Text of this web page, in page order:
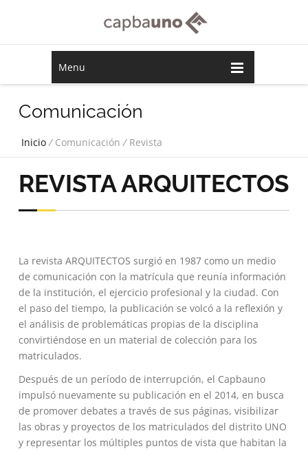
Menu
Comunicación
Inicio /Comunicación/Revista
REVISTA ARQUITECTOS
La revista ARQUITECTOS surgió en 1987 como un medio
de comunicación con la matrícula que reunía información
de la institución, el ejercicio profesional y la ciudad. Con
el paso del tiempo, la publicación se volcó a la reflexión y
el análisis de problemáticas propias de la disciplina
convirtiéndose en un material de colección para los
matriculados.
Después de un período de interrupción, el Capbauno
impulsó nuevamente su publicación en el 2014, en busca
de promover debates a través de sus páginas, visibilizar
las obras y proyectos de los matriculados del distrito UNO
y representar los múltiples puntos de vista que habitan la